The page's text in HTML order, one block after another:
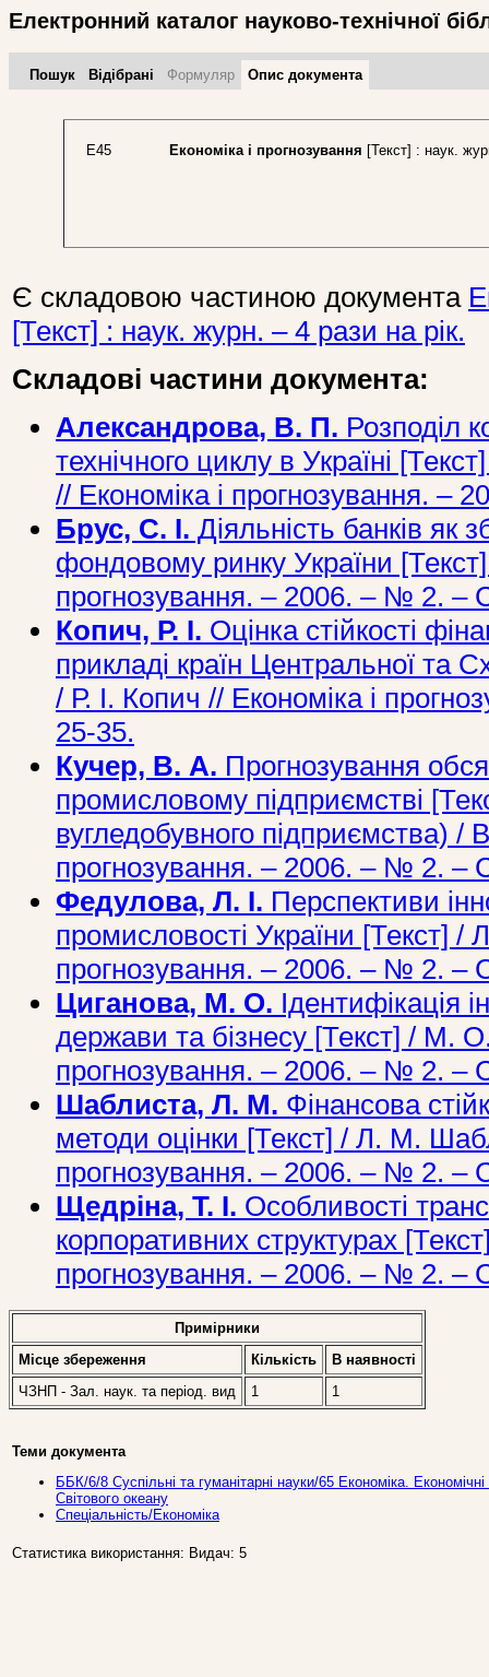
Електронний каталог науково-технічної
Пошук Відібрані Формуляр Опис документа
Е45 Економіка і прогнозування [Текст] : наук.
Є складовою частиною документа
[Текст] : наук. журн. – 4 рази на рік.
Складові частини документа:
Александрова, В. П. Розподіл
технічного циклу в Україні
// Економіка і прогнозування. –
Брус, С. І. Діяльність банків як
фондовому ринку України
прогнозування. – 2006. – № 2. –
Копич, Р. І. Оцінка стійкості
прикладі країн Центральної та
/ Р. І. Копич // Економіка і
25-35.
Кучер, В. А. Прогнозування
промисловому підприємстві
вугледобувного підприємства) /
прогнозування. – 2006. – № 2. –
Федулова, Л. І. Перспективи
промисловості України [Текст] /
прогнозування. – 2006. – № 2. –
Циганова, М. О. Ідентифікація
держави та бізнесу [Текст] / М.
прогнозування. – 2006. – № 2. –
Шаблиста, Л. М. Фінансова
методи оцінки [Текст] / Л. М.
прогнозування. – 2006. – № 2. –
Щедріна, Т. І. Особливості
корпоративних структурах
прогнозування. – 2006. – № 2. –
Примірники
Місце збереження
Кількість
В наявностi
ЧЗНП - Зал. наук. та період. вид
1 1
Теми документа
ББК/6/8 Суспільні та гуманітарні науки/65 Економіка.
Світового океану
Спеціальність/Економіка
Статистика використання: Видач: 5